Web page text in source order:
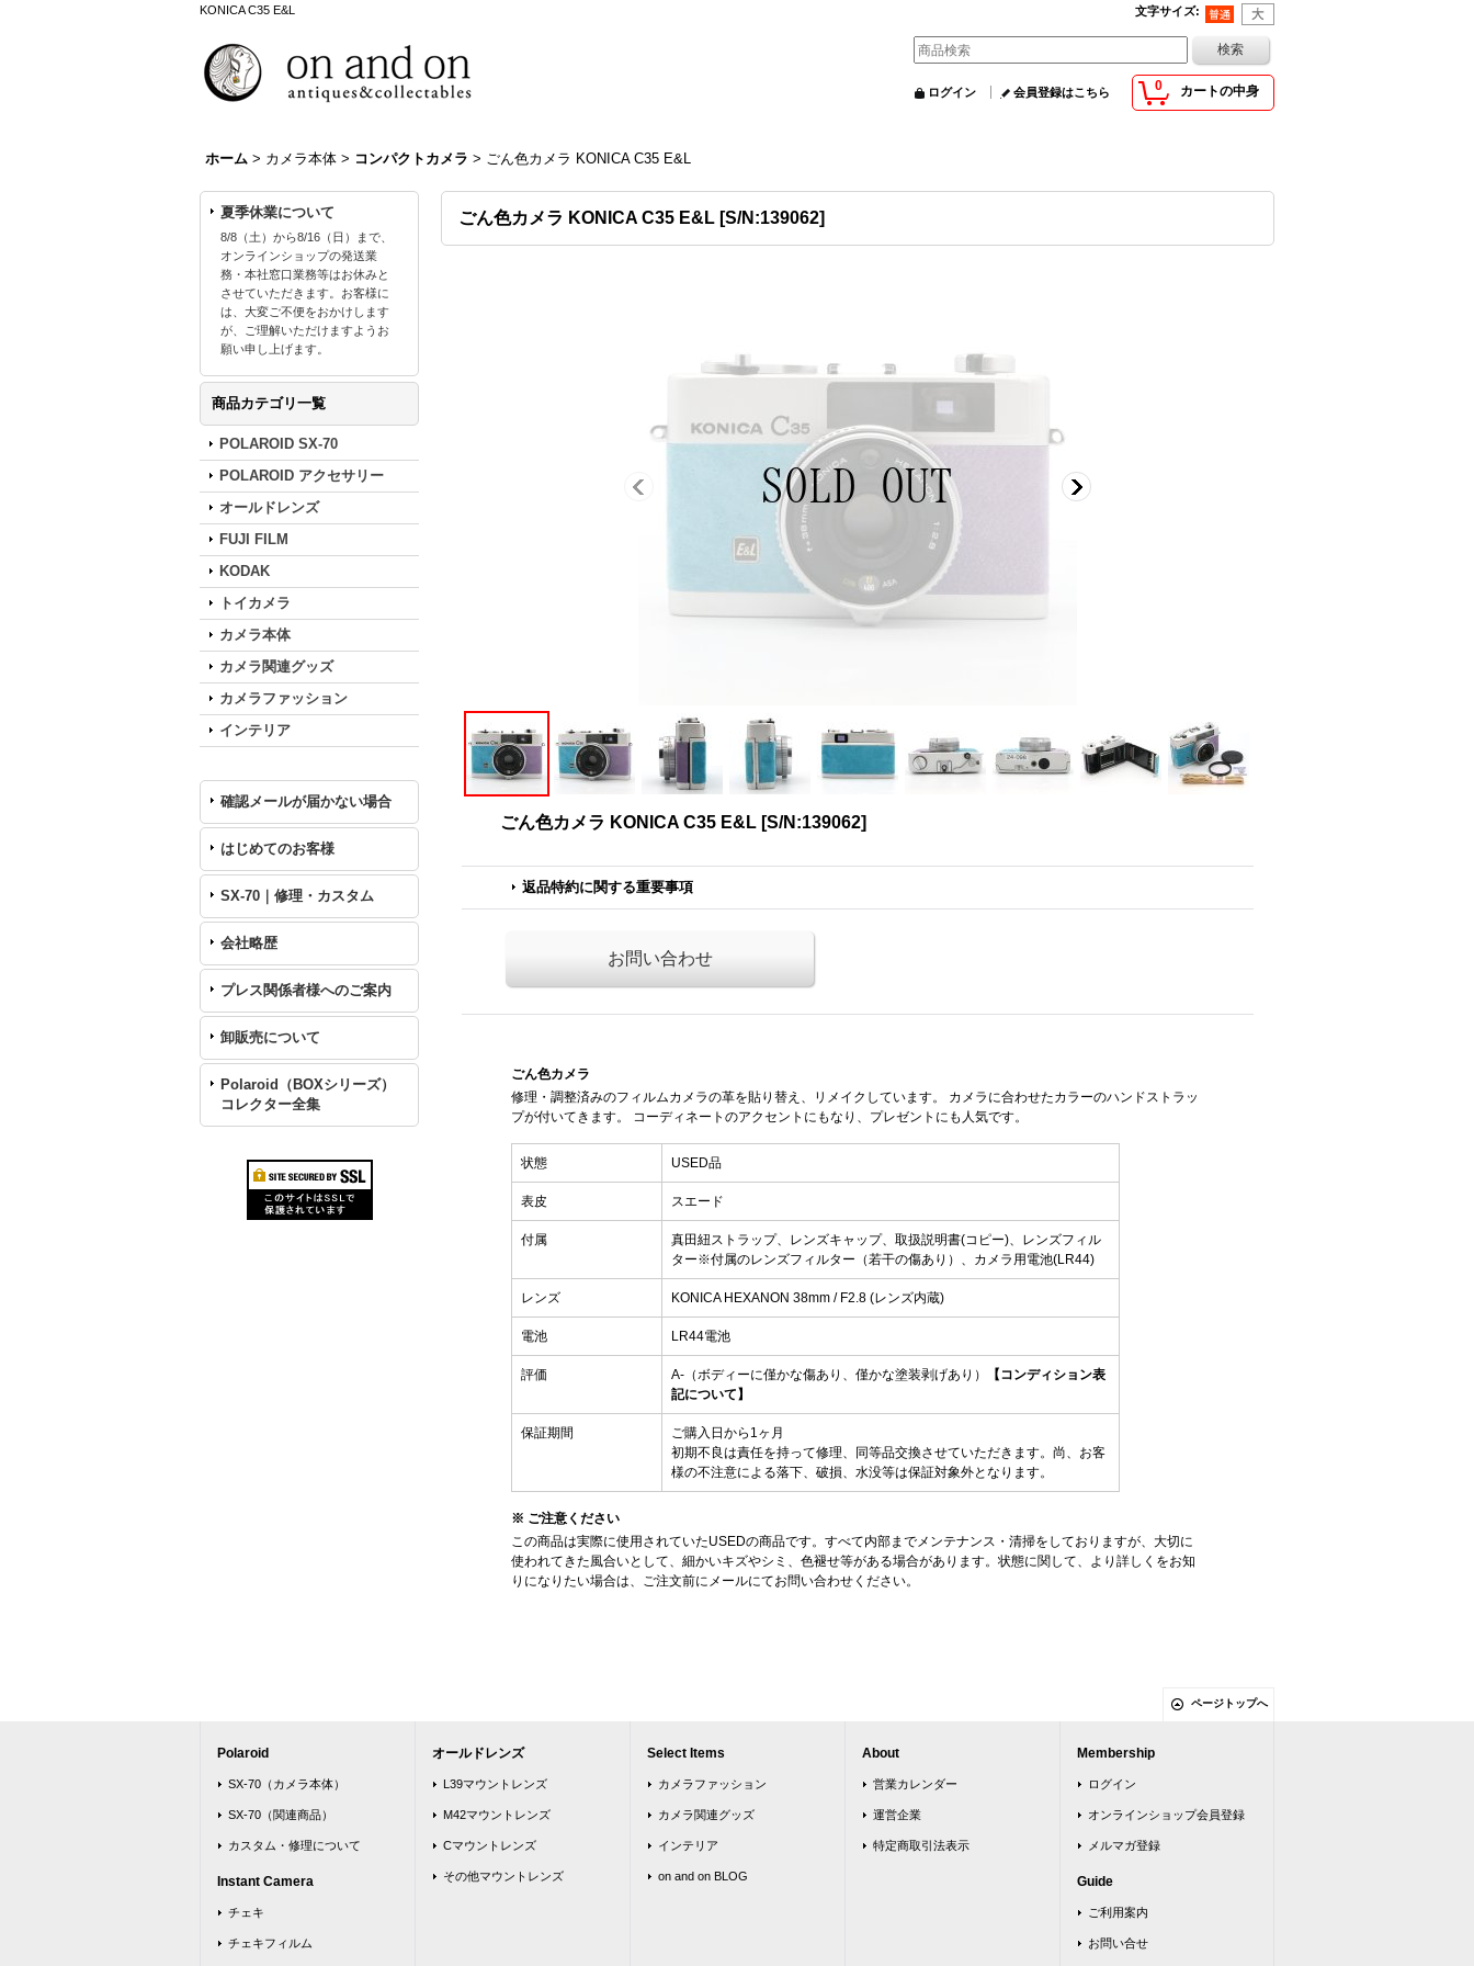
KONICA C35 E&L 文字サイズ:
0 カートの中身
ログイン 会員登録はこちら
ホーム > カメラ本体 > コンパクトカメラ > ごん色カメラ KONICA C35 E&L
夏季休業について
8/8（土）から8/16（日）まで、
オンラインショップの発送業
務・本社窓口業務等はお休みと
させていただきます。お客様に
は、大変ご不便をおかけします
が、ご理解いただけますようお
願い申し上げます。
商品カテゴリ一覧
POLAROID SX-70
POLAROID アクセサリー
オールドレンズ
FUJI FILM
KODAK
トイカメラ
カメラ本体
カメラ関連グッズ
カメラファッション
インテリア
確認メールが届かない場合
はじめてのお客様
SX-70｜修理・カスタム
会社略歴
プレス関係者様へのご案内
卸販売について
Polaroid（BOXシリーズ）
コレクター全集
ごん色カメラ KONICA C35 E&L [S/N:139062]
ごん色カメラ KONICA C35 E&L [S/N:139062]
返品特約に関する重要事項
お問い合わせ
ごん色カメラ
修理・調整済みのフィルムカメラの革を貼り替え、リメイクしています。 カメラに合わせたカラーのハンドストラッ
プが付いてきます。 コーディネートのアクセントにもなり、プレゼントにも人気です。
状態 USED品
表皮 スエード
付属
真田紐ストラップ、レンズキャップ、取扱説明書(コピー)、レンズフィル
ター※付属のレンズフィルター（若干の傷あり）、カメラ用電池(LR44)
レンズ KONICA HEXANON 38mm / F2.8 (レンズ内蔵)
電池 LR44電池
評価 A-（ボディーに僅かな傷あり、僅かな塗装剥げあり）
【コンディション表
記について】
保証期間
ご購入日から1ヶ月
初期不良は責任を持って修理、同等品交換させていただきます。尚、お客
様の不注意による落下、破損、水没等は保証対象外となります。
※ ご注意ください
この商品は実際に使用されていたUSEDの商品です。すべて内部までメンテナンス・清掃をしておりますが、大切に
使われてきた風合いとして、細かいキズやシミ、色褪せ等がある場合があります。状態に関して、より詳しくをお知
りになりたい場合は、ご注文前にメールにてお問い合わせください。
ページトップへ
Polaroid
SX-70（カメラ本体）
SX-70（関連商品）
カスタム・修理について
Instant Camera
チェキ
チェキフィルム
オールドレンズ
L39マウントレンズ
M42マウントレンズ
Cマウントレンズ
その他マウントレンズ
Select Items
カメラファッション
カメラ関連グッズ
インテリア
on and on BLOG
About
営業カレンダー
運営企業
特定商取引法表示
Membership
ログイン
オンラインショップ会員登録
メルマガ登録
Guide
ご利用案内
お問い合せ